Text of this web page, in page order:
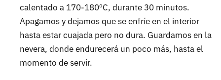
calentado a 170-180ºC, durante 30 minutos.
Apagamos y dejamos que se enfríe en el interior
hasta estar cuajada pero no dura. Guardamos en la
nevera, donde endurecerá un poco más, hasta el
momento de servir.